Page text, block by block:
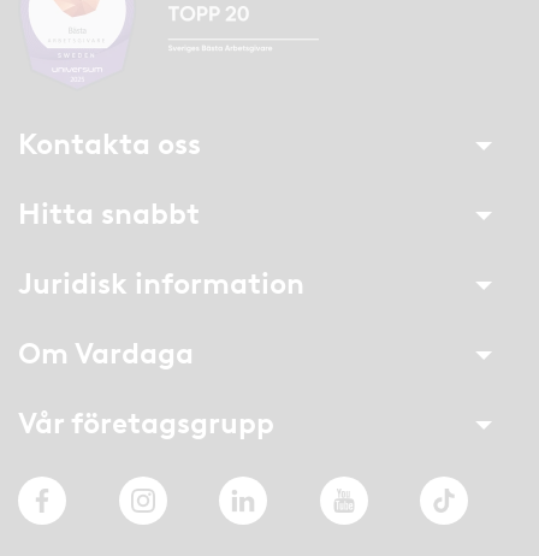
Kontakta oss
Hitta snabbt
Juridisk information
Om Vardaga
Vår företagsgrupp
FacebookInstagramLinkedIn YouTube TikTok